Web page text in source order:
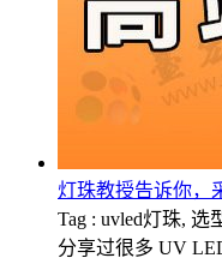
灯珠教授告诉你，
Tag : uvled灯珠, 选
分享过很多 UV